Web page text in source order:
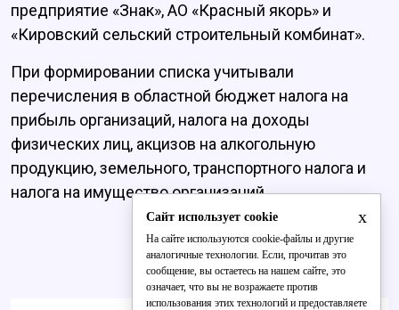
предприятие «Знак», АО «Красный якорь» и
«Кировский сельский строительный комбинат».
При формировании списка учитывали
перечисления в областной бюджет налога на
прибыль организаций, налога на доходы
физических лиц, акцизов на алкогольную
продукцию, земельного, транспортного налога и
налога на имущество организаций.
x
Сайт использует cookie
На сайте используются cookie-файлы и другие
аналогичные технологии. Если, прочитав это
сообщение, вы остаетесь на нашем сайте, это
означает, что вы не возражаете против
использования этих технологий и предоставляете